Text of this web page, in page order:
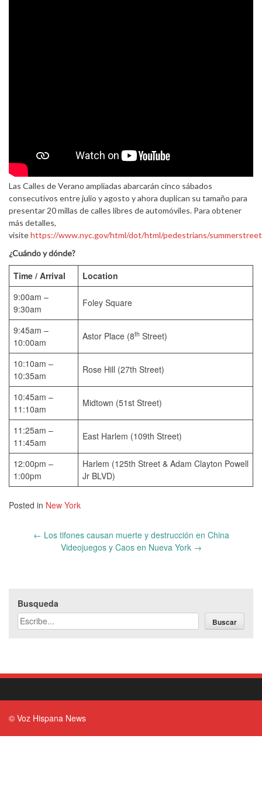
Las Calles de Verano ampliadas abarcarán cinco sábados
consecutivos entre julio y agosto y ahora duplican su tamaño para
presentar 20 millas de calles libres de automóviles. Para obtener
más detalles,
visitehttps://www.nyc.gov/html/dot/html/pedestrians/
¿Cuándo y dónde?
Time / Arrival
Location
9:00am –
9:30am
Foley Square
9:45am –
10:00am
Astor Place (8th Street)
10:10am –
10:35am
Rose Hill (27th Street)
10:45am –
11:10am
Midtown (51st Street)
11:25am –
11:45am
East Harlem (109th Street)
12:00pm –
1:00pm
Harlem (125th Street & Adam Clayton Powell
Jr BLVD)
Posted in New York
← Los tifones causan muerte y destrucción en China
Videojuegos y Caos en Nueva York →
Busqueda
Buscar
© Voz Hispana News